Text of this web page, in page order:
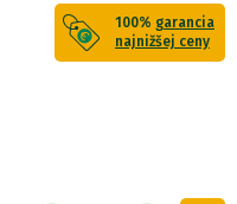
100% garancia
najnižšej ceny